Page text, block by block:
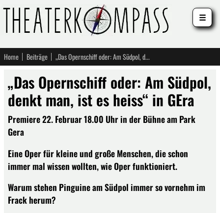
Home Beiträge „Das Opernschiff oder: Am Südpol, denkt man, ist es heiss“ in GEra
„Das Opernschiff oder: Am Südpol,
denkt man, ist es heiss“ in GEra
Premiere 22. Februar 18.00 Uhr in der Bühne am Park
Gera
Eine Oper für kleine und große Menschen, die schon
immer mal wissen wollten, wie Oper funktioniert.
Warum stehen Pinguine am Südpol immer so vornehm im
Frack herum?
☰